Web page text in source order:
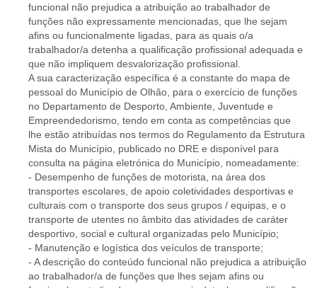
funcional não prejudica a atribuição ao trabalhador de
funções não expressamente mencionadas, que lhe sejam
afins ou funcionalmente ligadas, para as quais o/a
trabalhador/a detenha a qualificação profissional adequada e
que não impliquem desvalorização profissional.
A sua caracterização específica é a constante do mapa de
pessoal do Município de Olhão, para o exercício de funções
no Departamento de Desporto, Ambiente, Juventude e
Empreendedorismo, tendo em conta as competências que
lhe estão atribuídas nos termos do Regulamento da Estrutura
Mista do Município, publicado no DRE e disponível para
consulta na página eletrónica do Município, nomeadamente:
- Desempenho de funções de motorista, na área dos
transportes escolares, de apoio coletividades desportivas e
culturais com o transporte dos seus grupos / equipas, e o
transporte de utentes no âmbito das atividades de caráter
desportivo, social e cultural organizadas pelo Município;
- Manutenção e logística dos veículos de transporte;
- A descrição do conteúdo funcional não prejudica a atribuição
ao trabalhador/a de funções que lhes sejam afins ou